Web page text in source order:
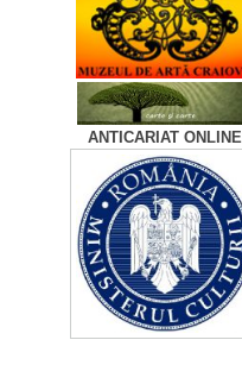
ANTICARIAT ONLINE